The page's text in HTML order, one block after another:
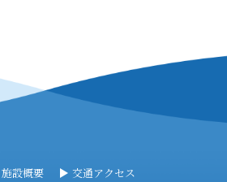
施設概要 交通アクセス